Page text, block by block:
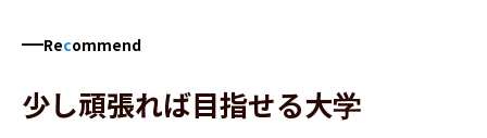
Recommend
少し頑張れば目指せる大学